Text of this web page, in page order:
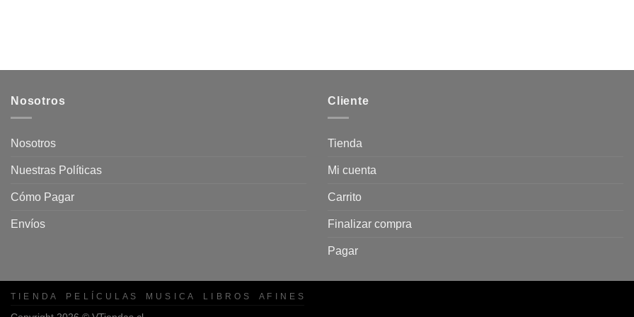
Nosotros
Nosotros
Nuestras Políticas
Cómo Pagar
Envíos
Cliente
Tienda
Mi cuenta
Carrito
Finalizar compra
Pagar
T I E N D A P E L Í C U L A S M U S I C A L I B R O S A F I N E S